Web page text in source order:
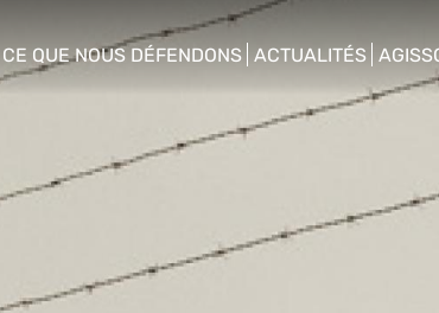
CE QUE NOUS DÉFENDONS
show/hide sub menu
ACTUALITÉS
show/hide subshow/